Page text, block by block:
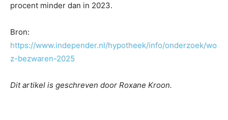
procent minder dan in 2023.
Bron:
https://www.independer.nl/hypotheek/info/onderzoek/wo
z-bezwaren-2025
Dit artikel is geschreven door Roxane Kroon.